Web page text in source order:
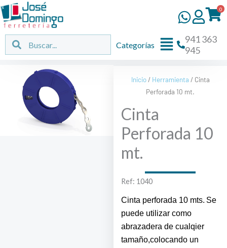
Ir
al
contenido
0
Buscar Buscar
Flyout
Categorías
941 363
945
Inicio/ Herramienta / Cinta
Perforada 10 mt.
Cinta
Perforada 10
mt.
Ref: 1040
Cinta perforada 10 mts. Se
puede utilizar como
abrazadera de cualqier
tamaño,colocando un